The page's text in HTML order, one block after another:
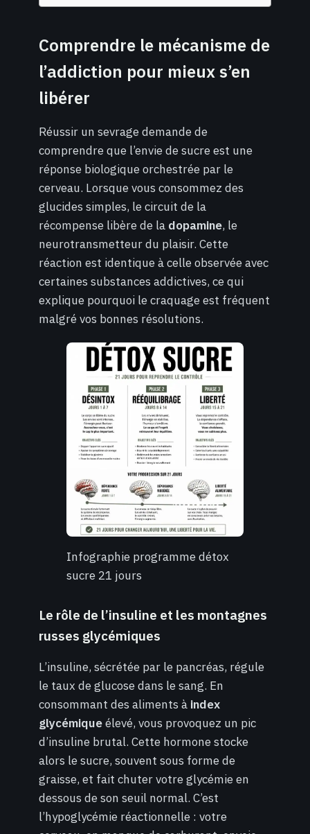
Comprendre le mécanisme de
l’addiction pour mieux s’en
libérer
Réussir un sevrage demande de
comprendre que l’envie de sucre est une
réponse biologique orchestrée par le
cerveau. Lorsque vous consommez des
glucides simples, le circuit de la
récompense libère de la dopamine, le
neurotransmetteur du plaisir. Cette
réaction est identique à celle observée avec
certaines substances addictives, ce qui
explique pourquoi le craquage est fréquent
malgré vos bonnes résolutions.
Infographie programme détox
sucre 21 jours
Le rôle de l’insuline et les montagnes
russes glycémiques
L’insuline, sécrétée par le pancréas, régule
le taux de glucose dans le sang. En
consommant des aliments à index
glycémiqueélevé, vous provoquez un pic
d’insuline brutal. Cette hormone stocke
alors le sucre, souvent sous forme de
graisse, et fait chuter votre glycémie en
dessous de son seuil normal. C’est
l’hypoglycémie réactionnelle : votre